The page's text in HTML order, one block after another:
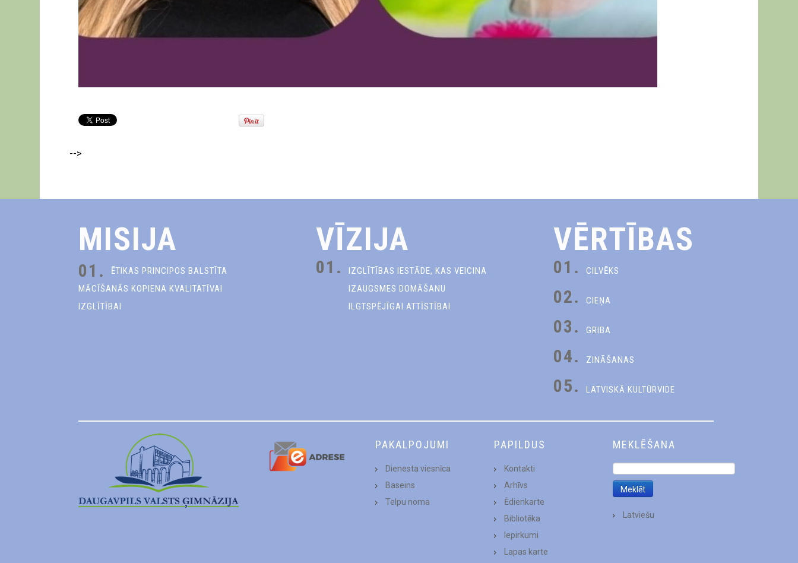
-->
MISIJA
01.
ĒTIKAS PRINCIPOS BALSTĪTA
MĀCĪŠANĀS KOPIENA KVALITATĪVAI
IZGLĪTĪBAI
VĪZIJA
01.
IZGLĪTĪBAS IESTĀDE, KAS VEICINA
IZAUGSMES DOMĀŠANU
ILGTSPĒJĪGAI ATTĪSTĪBAI
VĒRTĪBAS
01. CILVĒKS
02. CIEŅA
03. GRIBA
04. ZINĀŠANAS
05. LATVISKĀ KULTŪRVIDE
PAKALPOJUMI
Dienesta viesnīca
Baseins
Telpu noma
PAPILDUS
Kontakti
Arhīvs
Ēdienkarte
Bibliotēka
Iepirkumi
Lapas karte
MEKLĒŠANA
Latviešu